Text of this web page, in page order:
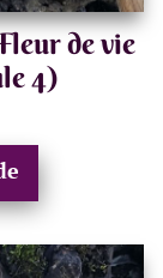
de vie
4)